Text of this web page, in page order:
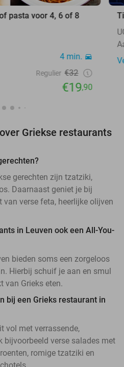
pasta voor 4, 6 of 8
4 min.
Regulier €32
€19,90
Griekse restaurants
gerechten zijn tzatziki,
Daarnaast geniet je bij
verse feta, heerlijke olijven
in Leuven ook een All-You-
bieden soms een zorgeloos
Hierbij schuif je aan en smul
van Grieks eten.
bij een Grieks restaurant in
vol met verrassende,
bijvoorbeeld verse salades met
romige tzatziki en